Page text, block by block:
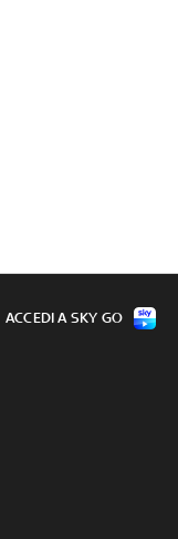
ACCEDI A SKY GO